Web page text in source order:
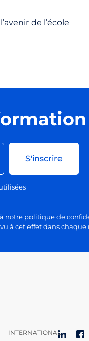
de l’école
S'inscrire
notre politique de
à cet effet dans chaque
INTERNATIONAL